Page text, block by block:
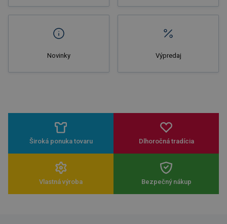
Novinky Výpredaj
Široká ponuka tovaru Dlhoročná tradícia
Vlastná výroba Bezpečný nákup